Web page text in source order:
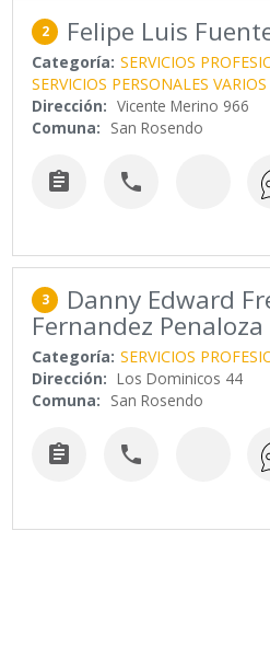
2 Felipe Luis
Categoría: SERVICIOS
SERVICIOS PERSONALES VARIOS
Dirección: Vicente Merino 966
Comuna: San Rosendo
 
3 Danny Edward
Fernandez Penaloza
Categoría: SERVICIOS
Dirección: Los Dominicos 44
Comuna: San Rosendo
 